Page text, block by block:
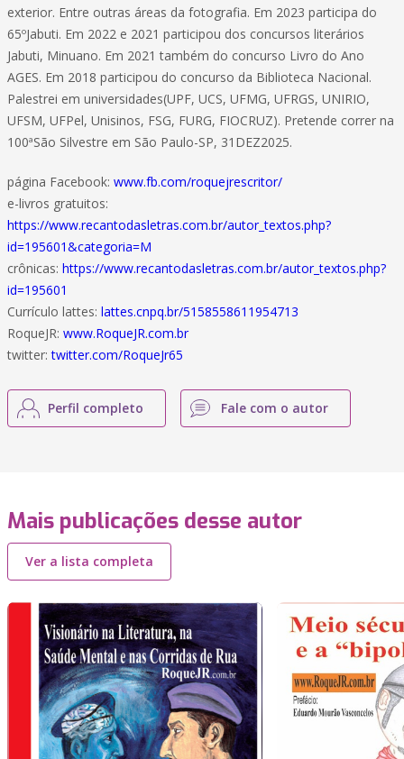
exterior. Entre outras áreas da fotografia. Em 2023 participa do
65ºJabuti. Em 2022 e 2021 participou dos concursos literários
Jabuti, Minuano. Em 2021 também do concurso Livro do Ano
AGES. Em 2018 participou do concurso da Biblioteca Nacional.
Palestrei em universidades(UPF, UCS, UFMG, UFRGS, UNIRIO,
UFSM, UFPel, Unisinos, FSG, FURG, FIOCRUZ). Pretende correr na
100ªSão Silvestre em São Paulo-SP, 31DEZ2025.
página Facebook: www.fb.com/roquejrescritor/
e-livros gratuitos:
https://www.recantodasletras.com.br/autor_textos.php?
id=195601&categoria=M
crônicas: https://www.recantodasletras.com.br/autor_textos.php?
id=195601
Currículo lattes: lattes.cnpq.br/5158558611954713
RoqueJR: www.RoqueJR.com.br
twitter:twitter.com/RoqueJr65
Perfil completo Fale com o autor
Mais publicações desse autor
Ver a lista completa